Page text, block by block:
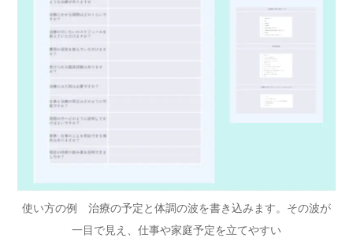
使い方の例 治療の予定と体調の波を書き込みます。その波が
一目で見え、仕事や家庭予定を立てやすい